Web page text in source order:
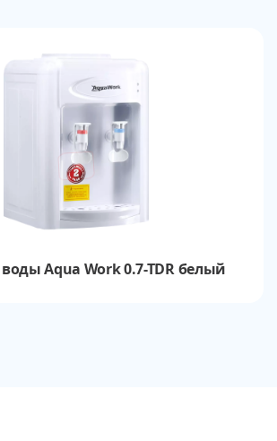
Aqua Work 0.7-TDR белый